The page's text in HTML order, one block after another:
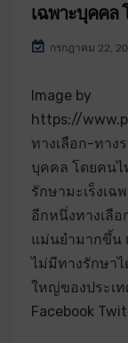
เฉพาะบุคคล
กรกฎาคม 22,
Image by
https://
ทางเลือก-ทาง
บุคคล โดยคนไ
รักษามะเร็งเ
อีกหนึ่งทางเลือ
แม่นยำมากขึ้น
ไม่มีทางรักษา
ใหญ่ของประเท
Facebook